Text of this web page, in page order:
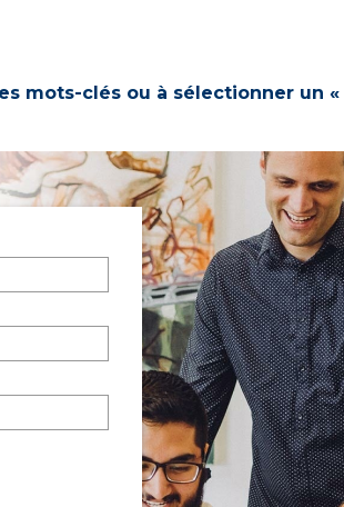
mots-clés ou à sélectionner un